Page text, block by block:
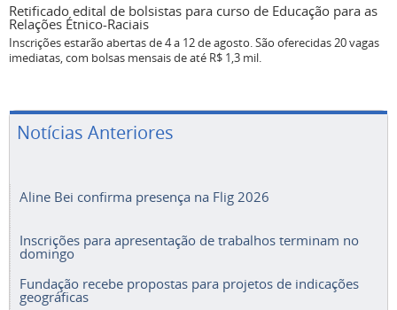
Retificado edital de bolsistas para curso de Educação para as
Relações Étnico-Raciais
Inscrições estarão abertas de 4 a 12 de agosto. São oferecidas 20 vagas
imediatas, com bolsas mensais de até R$ 1,3 mil.
Notícias Anteriores
Aline Bei confirma presença na Flig 2026
Inscrições para apresentação de trabalhos terminam no
domingo
Fundação recebe propostas para projetos de indicações
geográficas